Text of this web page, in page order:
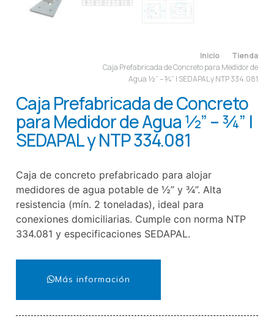
Inicio
Tienda
Caja Prefabricada de Concreto para Medidor de
Agua ½” – ¾” | SEDAPAL y NTP 334.081
Caja Prefabricada de Concreto
para Medidor de Agua ½” – ¾” |
SEDAPAL y NTP 334.081
Caja de concreto prefabricado para alojar
medidores de agua potable de ½” y ¾”. Alta
resistencia (mín. 2 toneladas), ideal para
conexiones domiciliarias. Cumple con norma NTP
334.081 y especificaciones SEDAPAL.
Más información